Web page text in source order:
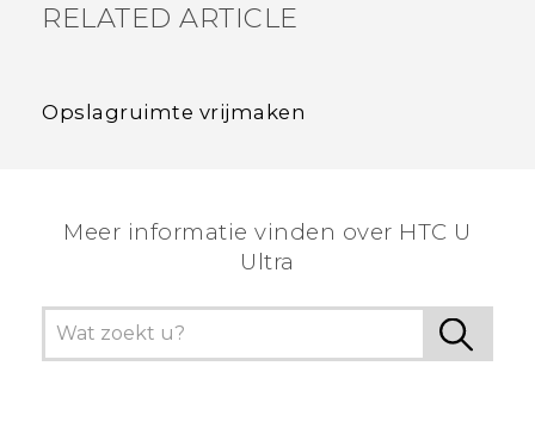
RELATED ARTICLE
Opslagruimte vrijmaken
Meer informatie vinden over HTC U
Ultra